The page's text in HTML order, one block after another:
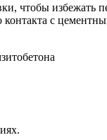
чтобы избежать
с